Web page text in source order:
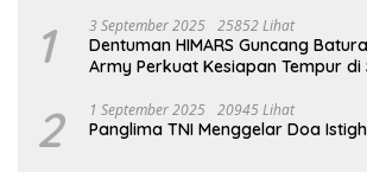
1 3 September 2025 25852 Lihat
Dentuman HIMARS Guncang
Army Perkuat Kesiapan Tempur di
2 1 September 2025 20945 Lihat
Panglima TNI Menggelar Doa